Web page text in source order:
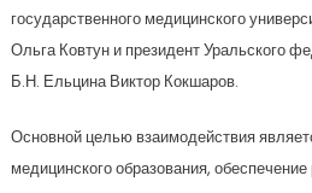
государственного медицинского
Ольга Ковтун и президент Уральского
Б.Н. Ельцина Виктор Кокшаров.
Основной целью взаимодействия
медицинского образования, обеспечение